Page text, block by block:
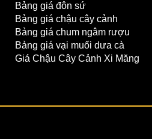
Bảng giá đôn sứ
Bảng giá chậu cây cảnh
Bảng giá chum ngâm rượu
Bảng giá vại muối dưa cà
Giá Chậu Cây Cảnh Xi Măng